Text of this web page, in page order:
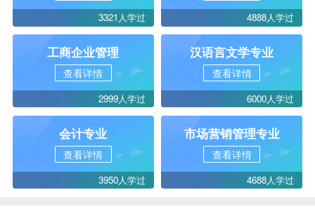
3321人学过 4888人学过
工商企业管理
查看详情
2999人学过
汉语言文学专业
查看详情
6000人学过
会计专业
查看详情
3950人学过
市场营销管理专业
查看详情
4688人学过